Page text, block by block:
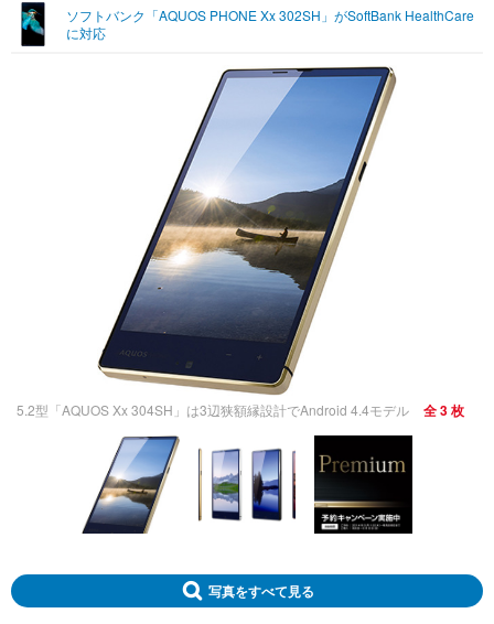
グラビア ブログ
その他
ソフトバンク「AQUOS PHONE Xx 302SH」がSoftBank HealthCare
に対応
5.2型「AQUOS Xx 304SH」は3辺狭額縁設計でAndroid 4.4モデル 全 3 枚
写真をすべて見る